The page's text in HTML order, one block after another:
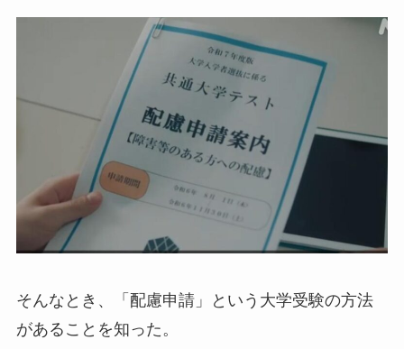
そんなとき、「配慮申請」という大学受験の方法
があることを知った。